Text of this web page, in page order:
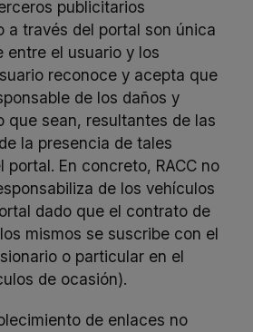
publicitarios
a través del portal son única
entre el usuario y los
reconoce y acepta que
de los daños y
que sean, resultantes de las
la presencia de tales
portal. En concreto, RACC no
de los vehículos
dado que el contrato de
mismos se suscribe con el
o particular en el
de ocasión).
de enlaces no